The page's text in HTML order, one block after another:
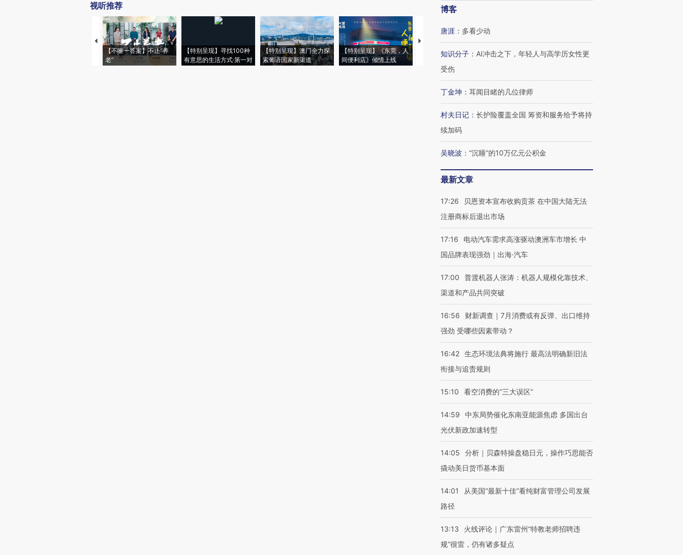
视听推荐
【不唯一答案】不止“养
老”
【特别呈现】寻找100种
有意思的生活方式·第一对
【特别呈现】澳门全力探
索葡语国家新渠道
【特别呈现】《东莞，人
间便利店》倾情上线
【推广】走进第四届链博
会，让数智科技“链”接产
【特别呈现】寻找100种
有意思的生活方式·第三对
【商旅对话】华住集团
CFO：不靠规模取胜，华
住三大增长引擎是什么？
博客
唐涯 ： 多看少动
知识分子 ： AI冲击之下，年轻人与高学历女性更
受伤
丁金坤 ： 耳闻目睹的几位律师
村夫日记 ： 长护险覆盖全国 筹资和服务给予将持
续加码
吴晓波 ： “沉睡”的10万亿元公积金
最新文章
17:26
贝恩资本宣布收购贡茶 在中国大陆无法
注册商标后退出市场
17:16
电动汽车需求高涨驱动澳洲车市增长 中
国品牌表现强劲｜出海·汽车
17:00
普渡机器人张涛：机器人规模化靠技术、
渠道和产品共同突破
16:56
财新调查｜7月消费或有反弹、出口维持
强劲 受哪些因素带动？
16:42 生态环境法典将施行 最高法明确新旧法
衔接与追责规则
15:10 看空消费的“三大误区”
14:59
中东局势催化东南亚能源焦虑 多国出台
光伏新政加速转型
14:05
分析｜贝森特操盘稳日元，操作巧思能否
撬动美日货币基本面
14:01
从美国“最新十佳”看纯财富管理公司发展
路径
13:13
火线评论｜广东雷州“特教老师招聘违
规”很雷，仍有诸多疑点